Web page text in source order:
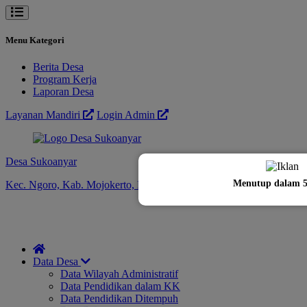
Menu Kategori
Berita Desa
Program Kerja
Laporan Desa
Layanan Mandiri
Login Admin
Desa Sukoanyar
Kec. Ngoro, Kab. Mojokerto, Provinsi Jawa Timur
Data Desa
Data Wilayah Administratif
Data Pendidikan dalam KK
Data Pendidikan Ditempuh
Menutup dalam 4